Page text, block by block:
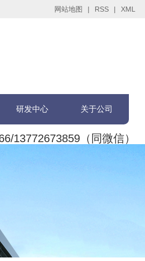
网站地图 | RSS | XML
13772673859（同微信）
研发中心 关于公司